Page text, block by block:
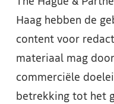
The Hague &
Haag hebben de
content voor
materiaal mag
commerciële
betrekking tot het